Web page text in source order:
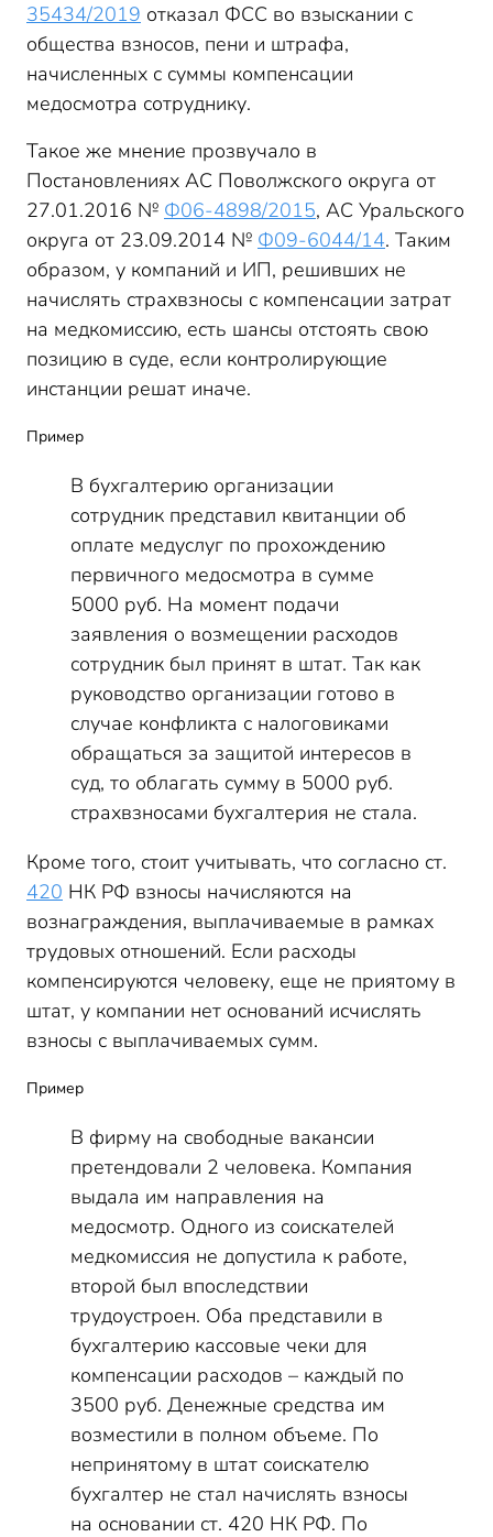
35434/2019 отказал ФСС во взыскании с
общества взносов, пени и штрафа,
начисленных с суммы компенсации
медосмотра сотруднику.
Такое же мнение прозвучало в
Постановлениях АС Поволжского округа от
27.01.2016 № Ф06-4898/2015, АС Уральского
округа от 23.09.2014 № Ф09-6044/14. Таким
образом, у компаний и ИП, решивших не
начислять страхвзносы с компенсации затрат
на медкомиссию, есть шансы отстоять свою
позицию в суде, если контролирующие
инстанции решат иначе.
Пример
В бухгалтерию организации
сотрудник представил квитанции об
оплате медуслуг по прохождению
первичного медосмотра в сумме
5000 руб. На момент подачи
заявления о возмещении расходов
сотрудник был принят в штат. Так как
руководство организации готово в
случае конфликта с налоговиками
обращаться за защитой интересов в
суд, то облагать сумму в 5000 руб.
страхвзносами бухгалтерия не стала.
Кроме того, стоит учитывать, что согласно ст.
420 НК РФ взносы начисляются на
вознаграждения, выплачиваемые в рамках
трудовых отношений. Если расходы
компенсируются человеку, еще не приятому в
штат, у компании нет оснований исчислять
взносы с выплачиваемых сумм.
Пример
В фирму на свободные вакансии
претендовали 2 человека. Компания
выдала им направления на
медосмотр. Одного из соискателей
медкомиссия не допустила к работе,
второй был впоследствии
трудоустроен. Оба представили в
бухгалтерию кассовые чеки для
компенсации расходов – каждый по
3500 руб. Денежные средства им
возместили в полном объеме. По
непринятому в штат соискателю
бухгалтер не стал начислять взносы
на основании ст. 420 НК РФ. По